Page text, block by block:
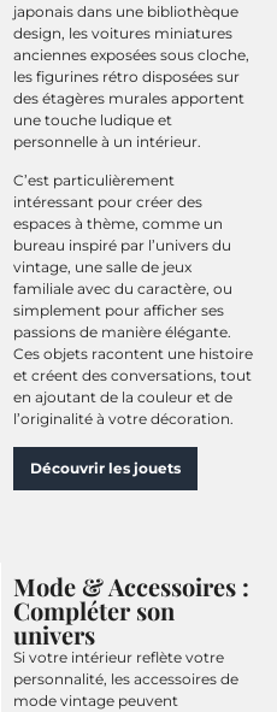
japonais dans une bibliothèque
design, les voitures miniatures
anciennes exposées sous cloche,
les figurines rétro disposées sur
des étagères murales apportent
une touche ludique et
personnelle à un intérieur.
C’est particulièrement
intéressant pour créer des
espaces à thème, comme un
bureau inspiré par l’univers du
vintage, une salle de jeux
familiale avec du caractère, ou
simplement pour afficher ses
passions de manière élégante.
Ces objets racontent une histoire
et créent des conversations, tout
en ajoutant de la couleur et de
l’originalité à votre décoration.
Découvrir les jouets
Mode & Accessoires :
Compléter son
univers
Si votre intérieur reflète votre
personnalité, les accessoires de
mode vintage peuvent